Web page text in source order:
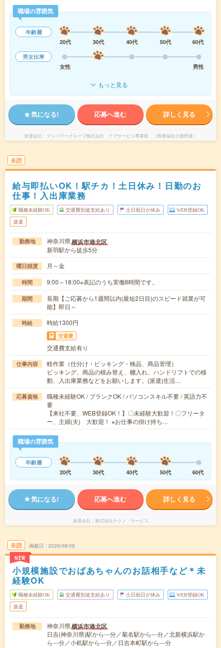
職場の雰囲気
年齢層
20代
30代 40代 50代
60代
男女比率
女性
男性
もっと見る
気になる! 応募へ進む 詳しく見る
派遣会社 マンパワーグループ株式会社 ケアサービス事業部 （医療福祉介護関連）
未読
給与即払いOK！駅チカ！土日休み！日勤のお
仕事！入出庫業務
職種未経験OK 交通費別途支給あり 土日祝日が休み WEB登録OK
派遣
勤務地 神奈川県横浜市港北区
新羽駅から徒歩5分
曜日頻度 月～金
時間 9:00～18:00※表記のうち実働8時間です。
期間
長期【ご応募から1週間以内(最短2日目)のスピード就業が可
能】即日～
時給 時給1300円
交通費
交通費支給有り
仕事内容
軽作業（仕分け・ピッキング・検品、商品管理）
ピッキング、商品の積み替え、棚入れ、ハンドリフトでの移
動、入出庫業務などをお願いします。(派遣)生活…
応募資格
職種未経験OK / ブランクOK / パソコンスキル不要 / 英語力不
要
【来社不要、WEB登録OK！】〇未経験大歓迎！〇フリータ
ー、主婦(夫) 大歓迎！ ※お仕事の掛け持ち…
職場の雰囲気
年齢層
20代
30代 40代 50代 60代
気になる! 応募へ進む 詳しく見る
派遣会社 株式会社テクノ・サービス
未読
NEW
掲載日 2026/08/08
小規模施設でおばあちゃんのお話相手など＊未
経験OK
職種未経験OK 交通費別途支給あり 土日祝日が休み WEB登録OK
派遣
勤務地 神奈川県横浜市港北区
日吉(神奈川県)駅から---分／菊名駅から---分／北新横浜駅か
ら---分／小机駅から---分／日吉本町駅から---分